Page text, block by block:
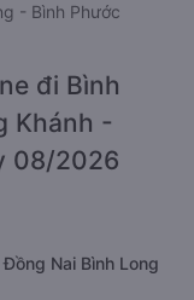
- Bình Phước
đi Bình
Khánh -
08/2026
Nai Bình Long